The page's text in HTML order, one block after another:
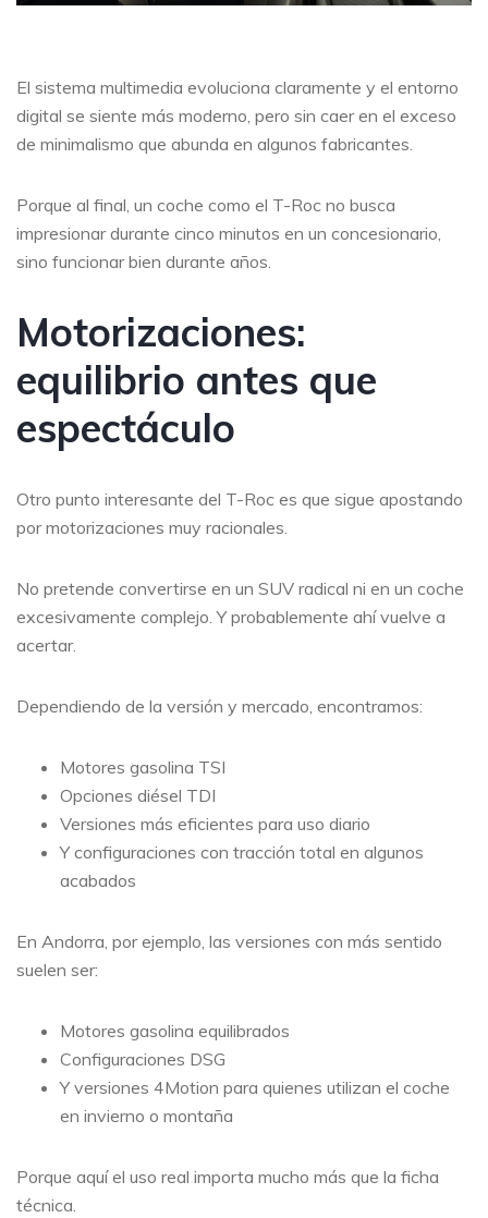
El sistema multimedia evoluciona claramente y el entorno
digital se siente más moderno, pero sin caer en el exceso
de minimalismo que abunda en algunos fabricantes.
Porque al final, un coche como el T-Roc no busca
impresionar durante cinco minutos en un concesionario,
sino funcionar bien durante años.
Motorizaciones:
equilibrio antes que
espectáculo
Otro punto interesante del T-Roc es que sigue apostando
por motorizaciones muy racionales.
No pretende convertirse en un SUV radical ni en un coche
excesivamente complejo. Y probablemente ahí vuelve a
acertar.
Dependiendo de la versión y mercado, encontramos:
Motores gasolina TSI
Opciones diésel TDI
Versiones más eficientes para uso diario
Y configuraciones con tracción total en algunos
acabados
En Andorra, por ejemplo, las versiones con más sentido
suelen ser:
Motores gasolina equilibrados
Configuraciones DSG
Y versiones 4Motion para quienes utilizan el coche
en invierno o montaña
Porque aquí el uso real importa mucho más que la ficha
técnica.